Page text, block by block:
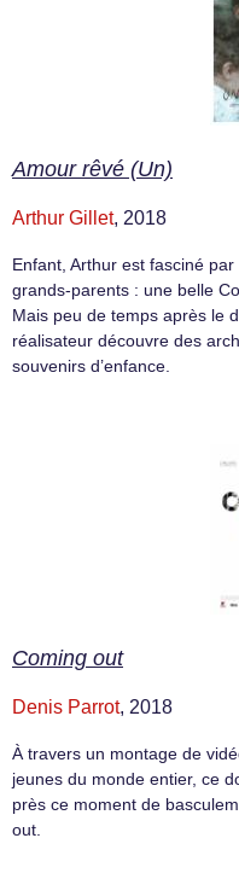
Amour rêvé (Un)
Arthur Gillet, 2018
Enfant, Arthur est fasciné par
grands-parents : une belle
Mais peu de temps après le
réalisateur découvre des
souvenirs d’enfance.
Coming out
Denis Parrot, 2018
À travers un montage de
jeunes du monde entier, ce
près ce moment de
out.